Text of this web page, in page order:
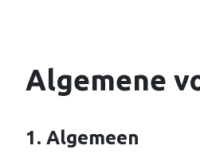
Algemene
1. Algemeen